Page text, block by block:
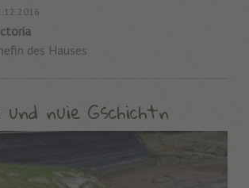
des Hauses
nuie Gschichtn